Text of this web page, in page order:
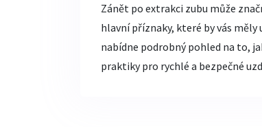
Zánět po extrakci zubu může
hlavní příznaky, které by vás
nabídne podrobný pohled na to,
praktiky pro rychlé a bezpečné